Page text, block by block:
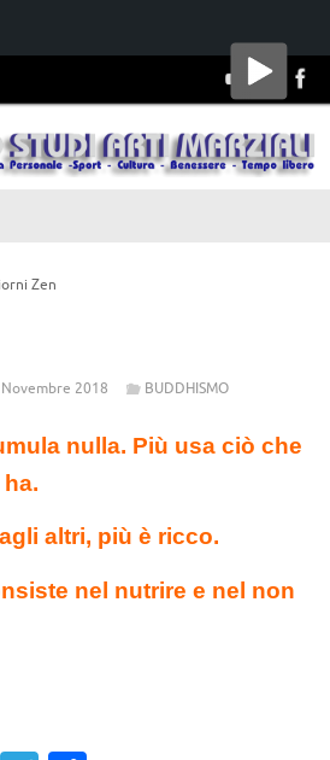
Zen
2018 BUDDHISMO
nulla. Più usa ciò che
altri, più è ricco.
nel nutrire e nel non